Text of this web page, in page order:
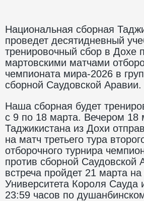
Национальная сборная
проведет десятидневный
тренировочный сбор в Дохе
мартовскими матчами
чемпионата мира-2026 в
сборной Саудовской Аравии.
Наша сборная будет
с 9 по 18 марта. Вечером 18
Таджикистана из Дохи
на матч третьего тура
отборочного турнира
против сборной Саудовской
встреча пройдет 21 марта
Университета Короля Сауда
23:59 часов по